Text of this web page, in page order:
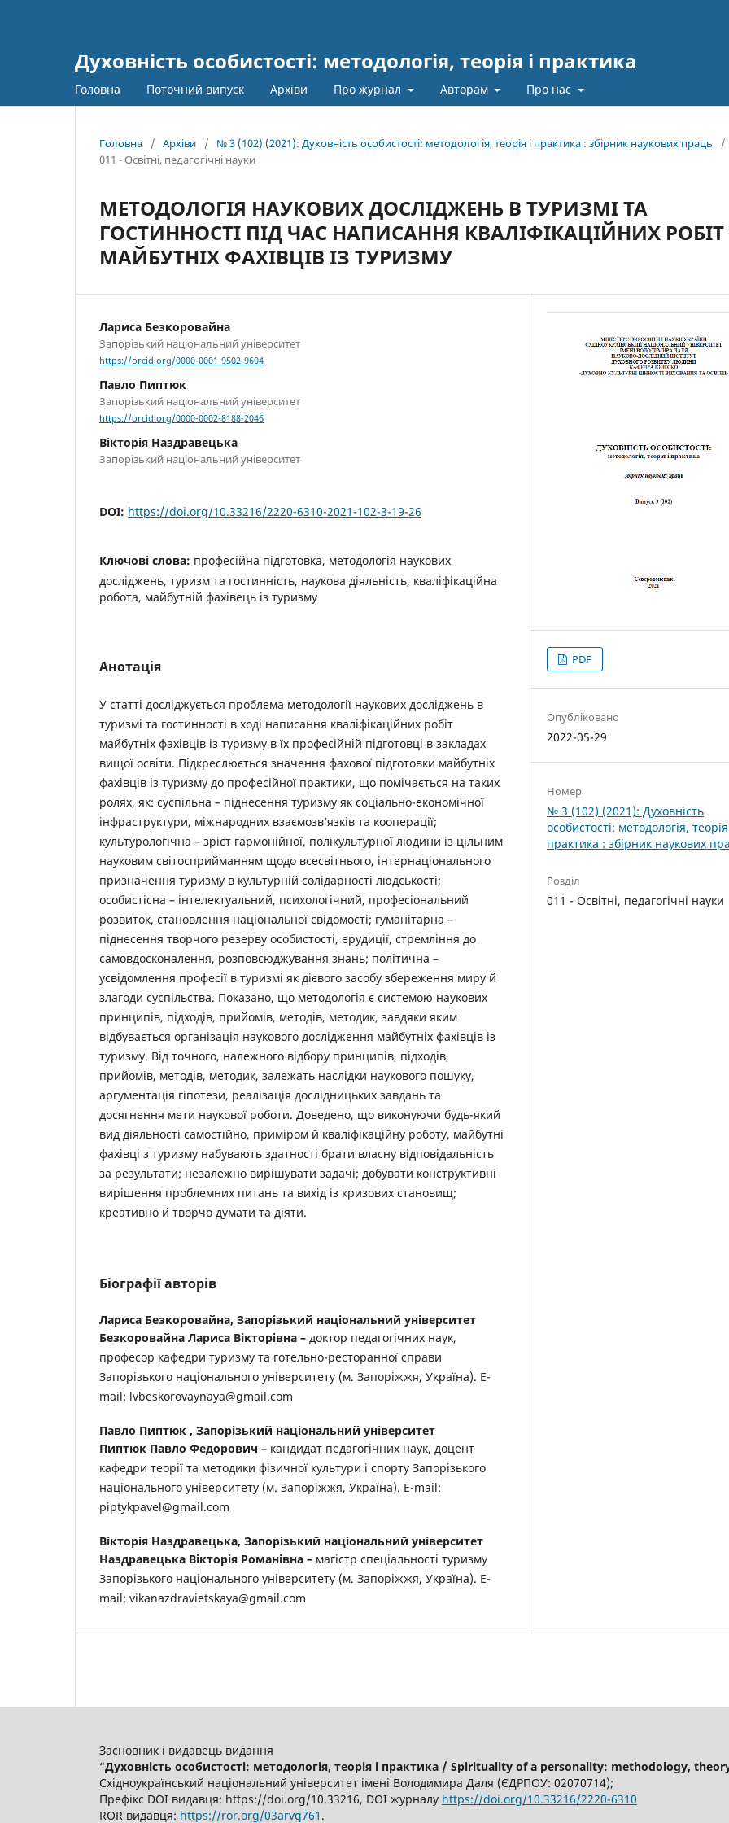
Духовність особистості: методологія, теорія і практика
Головна Поточний випуск Архіви Про журнал Авторам Про нас
Головна / Архіви / № 3 (102) (2021): Духовність особистості: методологія, теорія і практика : збірник наукових праць
/
011 - Освітні, педагогічні науки
МЕТОДОЛОГІЯ НАУКОВИХ ДОСЛІДЖЕНЬ В ТУРИЗМІ ТА
ГОСТИННОСТІ ПІД ЧАС НАПИСАННЯ КВАЛІФІКАЦІЙНИХ РОБІТ
МАЙБУТНІХ ФАХІВЦІВ ІЗ ТУРИЗМУ
Лариса Безкоровайна
Запорізький національний університет
https://orcid.org/0000-0001-9502-9604
Павло Пиптюк
Запорізький національний університет
https://orcid.org/0000-0002-8188-2046
Вікторія Наздравецька
Запорізький національний університет
DOI: https://doi.org/10.33216/2220-6310-2021-102-3-19-26
Ключові слова: професійна підготовка, методологія наукових
досліджень, туризм та гостинність, наукова діяльність, кваліфікаційна
робота, майбутній фахівець із туризму
Анотація
У статті досліджується проблема методології наукових досліджень в
туризмі та гостинності в ході написання кваліфікаційних робіт
майбутніх фахівців із туризму в їх професійній підготовці в закладах
вищої освіти. Підкреслюється значення фахової підготовки майбутніх
фахівців із туризму до професійної практики, що помічається на таких
ролях, як: суспільна – піднесення туризму як соціально-економічної
інфраструктури, міжнародних взаємозв’язків та кооперації;
культурологічна – зріст гармонійної, полікультурної людини із цільним
науковим світосприйманням щодо всесвітнього, інтернаціонального
призначення туризму в культурній солідарності людськості;
особистісна – інтелектуальний, психологічний, професіональний
розвиток, становлення національної свідомості; гуманітарна –
піднесення творчого резерву особистості, ерудиції, стремління до
самовдосконалення, розповсюджування знань; політична –
усвідомлення професії в туризмі як дієвого засобу збереження миру й
злагоди суспільства. Показано, що методологія є системою наукових
принципів, підходів, прийомів, методів, методик, завдяки яким
відбувається організація наукового дослідження майбутніх фахівців із
туризму. Від точного, належного відбору принципів, підходів,
прийомів, методів, методик, залежать наслідки наукового пошуку,
аргументація гіпотези, реалізація дослідницьких завдань та
досягнення мети наукової роботи. Доведено, що виконуючи будь-який
вид діяльності самостійно, приміром й кваліфікаційну роботу, майбутні
фахівці з туризму набувають здатності брати власну відповідальність
за результати; незалежно вирішувати задачі; добувати конструктивні
вирішення проблемних питань та вихід із кризових становищ;
креативно й творчо думати та діяти.
Біографії авторів
Лариса Безкоровайна, Запорізький національний університет
Безкоровайна Лариса Вікторівна – доктор педагогічних наук,
професор кафедри туризму та готельно-ресторанної справи
Запорізького національного університету (м. Запоріжжя, Україна). E-
mail: lvbeskorovaynaya@gmail.com
Павло Пиптюк , Запорізький національний університет
Пиптюк Павло Федорович – кандидат педагогічних наук, доцент
кафедри теорії та методики фізичної культури і спорту Запорізького
національного університету (м. Запоріжжя, Україна). E-mail:
piptykpavel@gmail.com
Вікторія Наздравецька, Запорізький національний університет
Наздравецька Вікторія Романівна – магістр спеціальності туризму
Запорізького національного університету (м. Запоріжжя, Україна). E-
mail: vikanazdravietskaya@gmail.com
PDF
Опубліковано
2022-05-29
Номер
№ 3 (102) (2021): Духовність
особистості: методологія, теорія
практика : збірник наукових
Розділ
011 - Освітні, педагогічні науки
Засновник і видавець видання
“Духовність особистості: методологія, теорія і практика / Spirituality of a personality: methodology,
Східноукраїнський національний університет імені Володимира Даля (ЄДРПОУ: 02070714);
Префікс DOI видавця: https://doi.org/10.33216, DOI журналу https://doi.org/10.33216/2220-6310
ROR видавця: https://ror.org/03arvq761 .